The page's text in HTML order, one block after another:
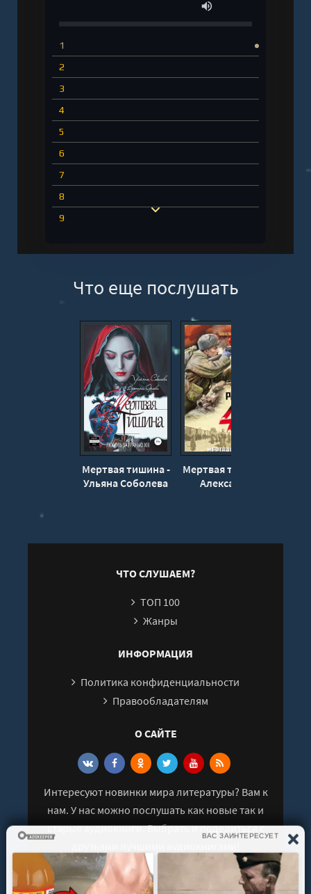
1
2
3
4
5
6
7
8
9
Что еще послушать
Мертвая тишина -
Ульяна Соболева
Мертвая тишина -
Александр
ЧТО СЛУШАЕМ?
ТОП 100
Жанры
ИНФОРМАЦИЯ
Политика конфиденциальности
Правообладателям
О САЙТЕ
Интересуют новинки мира литературы? Вам к
нам. У нас можно послушать как новые так и
старые аудиокниги. Выбрать и поделиться с